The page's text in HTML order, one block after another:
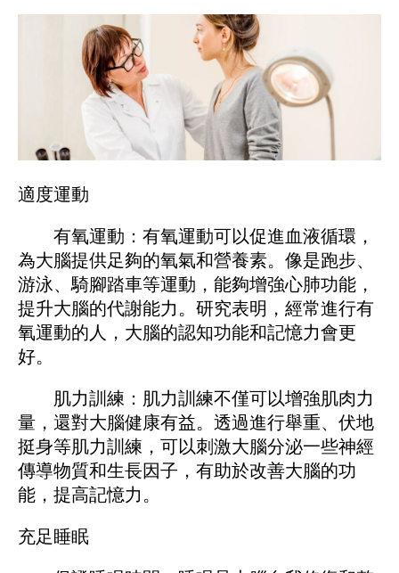
適度運動
有氧運動：有氧運動可以促進血液循環，
為大腦提供足夠的氧氣和營養素。像是跑步、
游泳、騎腳踏車等運動，能夠增強心肺功能，
提升大腦的代謝能力。研究表明，經常進行有
氧運動的人，大腦的認知功能和記憶力會更
好。
肌力訓練：肌力訓練不僅可以增強肌肉力
量，還對大腦健康有益。透過進行舉重、伏地
挺身等肌力訓練，可以刺激大腦分泌一些神經
傳導物質和生長因子，有助於改善大腦的功
能，提高記憶力。
充足睡眠